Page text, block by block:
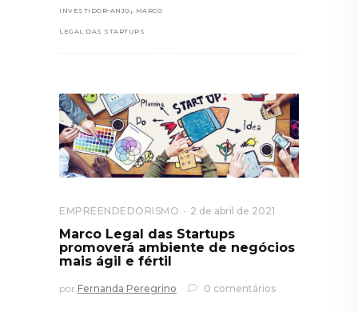
INVESTIDOR-ANJO , MARCO
LEGAL DAS STARTUPS
EMPREENDEDORISMO 2 de abril de 2021
Marco Legal das Startups
promoverá ambiente de negócios
mais ágil e fértil
por Fernanda Peregrino 0 comentários